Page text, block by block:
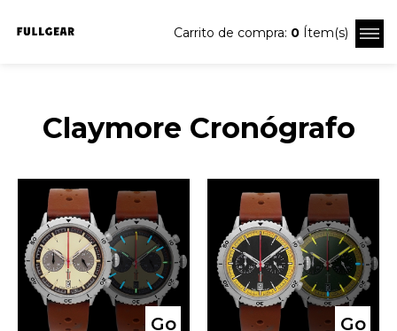
Carrito de compra: 0 Ítem(s)
Claymore Cronógrafo
Go Go